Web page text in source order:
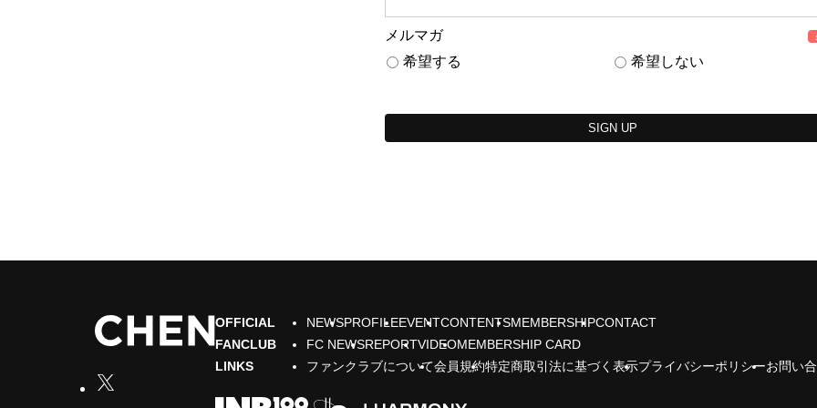
メルマガ
希望する
希望しない
No val
OFFICIAL NEWSPROFILEEVENTCONTENTSMEMBERSHIPCONTACT
FANCLUB
FC NEWSREPORTVIDEOMEMBERSHIP CARD
LINKS
ファンクラブについて会員規約特定商取引法に基づく表示プライバシーポリシーお問い